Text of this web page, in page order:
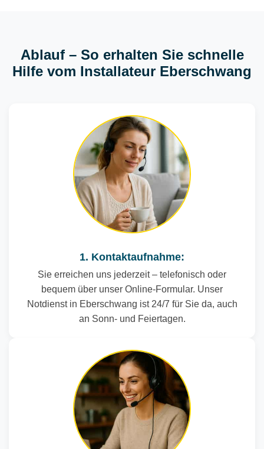
Ablauf – So erhalten Sie schnelle
Hilfe vom Installateur Eberschwang
1. Kontaktaufnahme:
Sie erreichen uns jederzeit – telefonisch oder
bequem über unser Online-Formular. Unser
Notdienst in Eberschwang ist 24/7 für Sie da, auch
an Sonn- und Feiertagen.